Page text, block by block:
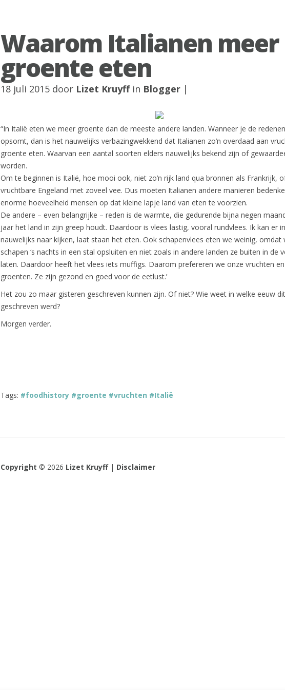
Waarom Italianen meer
groente eten
18 juli 2015 door Lizet Kruyffin Blogger |
“In Italië eten we meer groente dan de meeste andere landen. Wanneer je de
opsomt, dan is het nauwelijks verbazingwekkend dat Italianen zo’n overdaad aan
groente eten. Waarvan een aantal soorten elders nauwelijks bekend zijn of
worden.
Om te beginnen is Italië, hoe mooi ook, niet zo’n rijk land qua bronnen als Frankrijk,
vruchtbare Engeland met zoveel vee. Dus moeten Italianen andere manieren
enorme hoeveelheid mensen op dat kleine lapje land van eten te voorzien.
De andere – even belangrijke – reden is de warmte, die gedurende bijna negen
jaar het land in zijn greep houdt. Daardoor is vlees lastig, vooral rundvlees. Ik kan er
nauwelijks naar kijken, laat staan het eten. Ook schapenvlees eten we weinig, omdat
schapen ‘s nachts in een stal opsluiten en niet zoals in andere landen ze buiten in de
laten. Daardoor heeft het vlees iets muffigs. Daarom prefereren we onze vruchten
groenten. Ze zijn gezond en goed voor de eetlust.’
Het zou zo maar gisteren geschreven kunnen zijn. Of niet? Wie weet in welke eeuw dit
geschreven werd?
Morgen verder.
Tags: #foodhistory #groente #vruchten #Italië
Copyright © 2026 Lizet Kruyff| Disclaimer